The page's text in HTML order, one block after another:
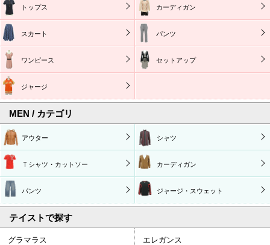
トップス カーディガン
スカート パンツ
ワンピース セットアップ
ジャージ
MEN / カテゴリ
アウター シャツ
Ｔシャツ・カットソー カーディガン
パンツ ジャージ・スウェット
テイストで探す
グラマラス エレガンス